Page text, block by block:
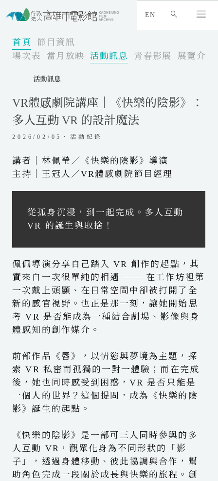
EN
首頁
節目資訊
場次表
當月放映 活動訊息 青春影展 展覽介紹
活動訊息
VR體感劇院講座｜《快樂的陰影》：
多人互動 VR 的設計魔法
2026/02/05・活動紀錄
講者｜林佩瑩／《快樂的陰影》導演
主持｜王冠人／VR體感劇院節目經理
從孤身沉浸，到一起完成。多人互動
VR 的誕生與取捨！
佩佩導演分享自己踏入 VR 創作的起點，其
實來自一次很單純的相遇 —— 在工作坊裡第
一次戴上頭顯、在日常空間中卻被打開了全
新的感官視野。也正是那一刻，讓她開始思
考 VR 是否能成為一種結合劇場、影像與身
體感知的創作媒介。
前部作品《唇》，以情慾與夢境為主題，探
索 VR 私密而孤獨的一對一體驗；而在完成
後，她也同時感受到困惑，VR 是否只能是
一個人的世界？這個提問，成為《快樂的陰
影》誕生的起點。
《快樂的陰影》是一部可三人同時參與的多
人互動 VR，觀眾化身為不同形狀的「影
子」，透過身體移動、彼此協調與合作，幫
助角色完成一段關於成長與快樂的旅程。創